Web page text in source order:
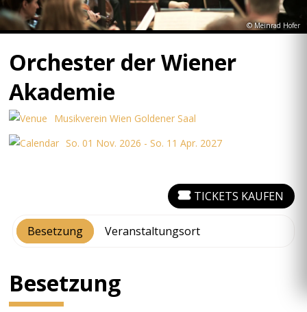
© Meinrad Hofer
Orchester der Wiener
Akademie
Musikverein Wien Goldener Saal
So. 01 Nov. 2026 - So. 11 Apr. 2027
Besetzung Veranstaltungsort
TICKETS KAUFEN
Besetzung